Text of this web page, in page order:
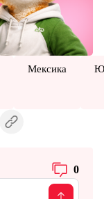
Мексика
0